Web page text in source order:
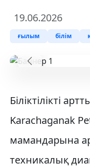
19.06.2026
ғылым білім
Предыдущий
Біліктілікті
Karachaganak
мамандарына
техникалық